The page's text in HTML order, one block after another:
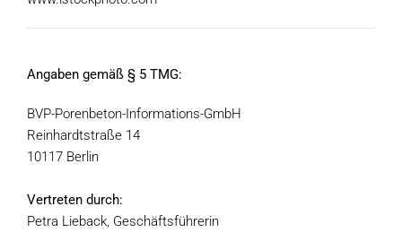
Angaben gemäß § 5 TMG:
BVP-Porenbeton-Informations-GmbH
Reinhardtstraße 14
10117 Berlin
Vertreten durch:
Petra Lieback, Geschäftsführerin